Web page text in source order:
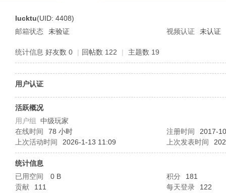
lucktu(UID: 4408)
邮箱状态
未验证 视频认证 未认证
统计信息 好友数 0 | 回帖数 122 | 主题数 19
用户认证
活跃概况
用户组 中级玩家
在线时间
78 小时 注册时间
2017-
上次活动时间
2026-1-13 11:09 上次发表时间
统计信息
已用空间
0 B 积分
181
贡献
111 每天登录
122